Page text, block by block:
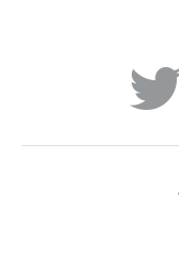
Facebook